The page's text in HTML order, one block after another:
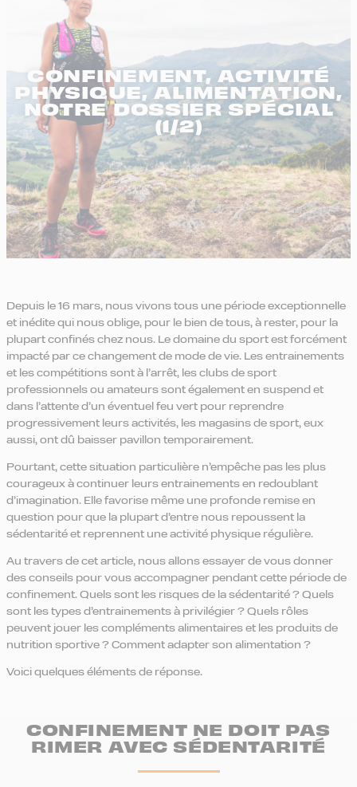
CONFINEMENT, ACTIVITÉ
PHYSIQUE, ALIMENTATION,
NOTRE DOSSIER SPÉCIAL
(1/2)
Depuis le 16 mars, nous vivons tous une période exceptionnelle
et inédite qui nous oblige, pour le bien de tous, à rester, pour la
plupart confinés chez nous. Le domaine du sport est forcément
impacté par ce changement de mode de vie. Les entrainements
et les compétitions sont à l’arrêt, les clubs de sport
professionnels ou amateurs sont également en suspend et
dans l’attente d’un éventuel feu vert pour reprendre
progressivement leurs activités, les magasins de sport, eux
aussi, ont dû baisser pavillon temporairement.
Pourtant, cette situation particulière n’empêche pas les plus
courageux à continuer leurs entrainements en redoublant
d’imagination. Elle favorise même une profonde remise en
question pour que la plupart d’entre nous repoussent la
sédentarité et reprennent une activité physique régulière.
Au travers de cet article, nous allons essayer de vous donner
des conseils pour vous accompagner pendant cette période de
confinement. Quels sont les risques de la sédentarité ? Quels
sont les types d’entrainements à privilégier ? Quels rôles
peuvent jouer les compléments alimentaires et les produits de
nutrition sportive ? Comment adapter son alimentation ?
Voici quelques éléments de réponse.
CONFINEMENT NE DOIT PAS
RIMER AVEC SÉDENTARITÉ